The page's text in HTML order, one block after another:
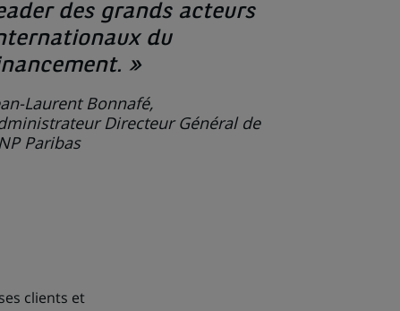
des grands acteurs
du
»
Laurent Bonnafé,
Directeur Général de
Paribas
clients et